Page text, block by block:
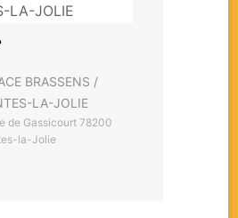
BRASSENS /
LA-JOLIE
de Gassicourt 78200
la-Jolie